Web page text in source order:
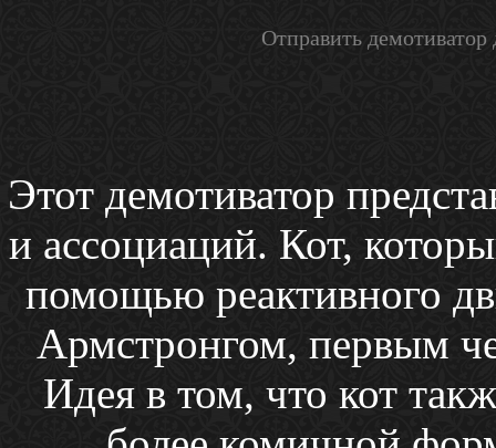
Отправить
Этот демотиватор
и ассоциаций. Кот,
помощью реактивного
Армстронгом, первым
Идея в том, что кот